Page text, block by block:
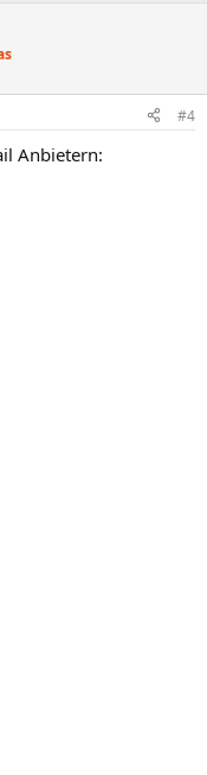
#4
Anbietern: